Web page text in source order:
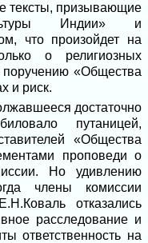
тексты, призывающие
Индии» и
что произойдет на
о религиозных
поручению «Общества
и риск.
достаточно
путаницей,
«Общества
проповеди о
Но удивлению
члены комиссии
отказались
расследование и
ответственность на